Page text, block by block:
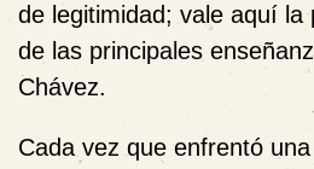
de legitimidad; vale aquí la
de las principales
Chávez.
Cada vez que enfrentó